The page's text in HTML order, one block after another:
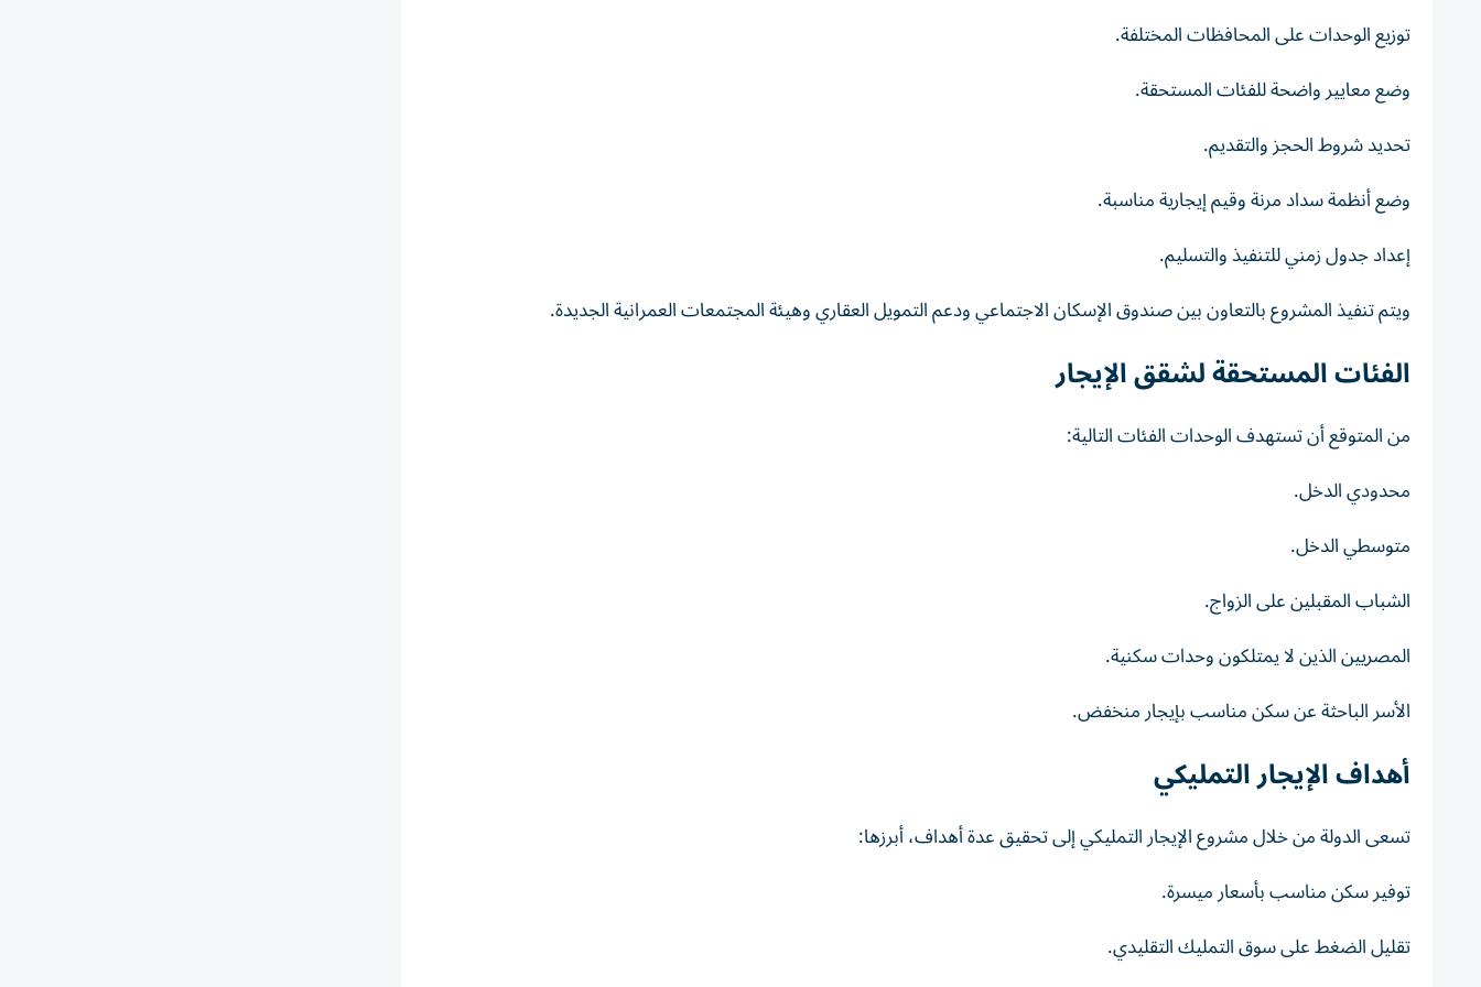
توزيع الوحدات على المحافظات المختلفة.
وضع معايير واضحة للفئات المستحقة.
تحديد شروط الحجز والتقديم.
وضع أنظمة سداد مرنة وقيم إيجارية مناسبة.
إعداد جدول زمني للتنفيذ والتسليم.
ويتم تنفيذ المشروع بالتعاون بين صندوق الإسكان الاجتماعي ودعم التمويل العقاري وهيئة المجتمعات العمرانية الجديدة.
الفئات المستحقة لشقق الإيجار
من المتوقع أن تستهدف الوحدات الفئات التالية:
محدودي الدخل.
متوسطي الدخل.
الشباب المقبلين على الزواج.
المصريين الذين لا يمتلكون وحدات سكنية.
الأسر الباحثة عن سكن مناسب بإيجار منخفض.
أهداف الإيجار التمليكي
تسعى الدولة من خلال مشروع الإيجار التمليكي إلى تحقيق عدة أهداف، أبرزها:
توفير سكن مناسب بأسعار ميسرة.
تقليل الضغط على سوق التمليك التقليدي.